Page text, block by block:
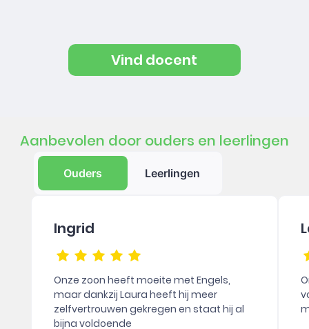
Vind docent
Aanbevolen door ouders en leerlingen
Ouders Leerlingen
Ingrid
Onze zoon heeft moeite met Engels,
maar dankzij Laura heeft hij meer
zelfvertrouwen gekregen en staat hij al
bijna voldoende